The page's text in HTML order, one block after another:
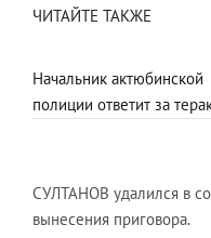
ЧИТАЙТЕ ТАКЖЕ
Начальник актюбинской
полиции ответит за
СУЛТАНОВ удалился в
вынесения приговора.